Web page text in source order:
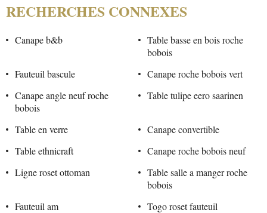
RECHERCHES CONNEXES
Canape b&b
Table basse en bois roche
bobois
Fauteuil bascule
Canape roche bobois vert
Canape angle neuf roche
bobois
Table tulipe eero saarinen
Table en verre
Canape convertible
Table ethnicraft
Canape roche bobois neuf
Ligne roset ottoman
Table salle a manger roche
bobois
Fauteuil am
Togo roset fauteuil